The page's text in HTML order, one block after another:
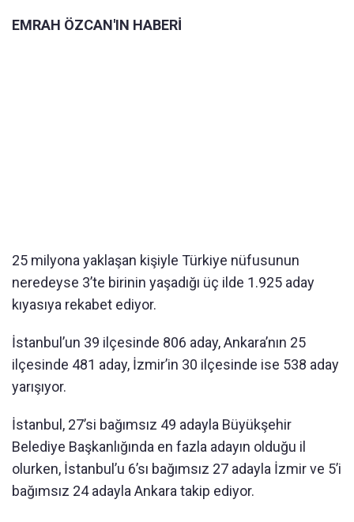
EMRAH ÖZCAN'IN HABERİ
25 milyona yaklaşan kişiyle Türkiye nüfusunun
neredeyse 3’te birinin yaşadığı üç ilde 1.925 aday
kıyasıya rekabet ediyor.
İstanbul’un 39 ilçesinde 806 aday, Ankara’nın 25
ilçesinde 481 aday, İzmir’in 30 ilçesinde ise 538 aday
yarışıyor.
İstanbul, 27’si bağımsız 49 adayla Büyükşehir
Belediye Başkanlığında en fazla adayın olduğu il
olurken, İstanbul’u 6’sı bağımsız 27 adayla İzmir ve 5’i
bağımsız 24 adayla Ankara takip ediyor.